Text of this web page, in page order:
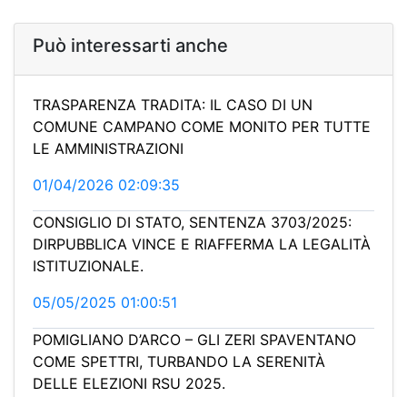
Può interessarti anche
TRASPARENZA TRADITA: IL CASO DI UN
COMUNE CAMPANO COME MONITO PER TUTTE
LE AMMINISTRAZIONI
01/04/2026 02:09:35
CONSIGLIO DI STATO, SENTENZA 3703/2025:
DIRPUBBLICA VINCE E RIAFFERMA LA LEGALITÀ
ISTITUZIONALE.
05/05/2025 01:00:51
POMIGLIANO D’ARCO – GLI ZERI SPAVENTANO
COME SPETTRI, TURBANDO LA SERENITÀ
DELLE ELEZIONI RSU 2025.